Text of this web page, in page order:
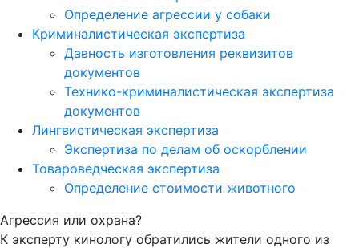
Определение агрессии у собаки
Криминалистическая экспертиза
Давность изготовления реквизитов
документов
Технико-криминалистическая экспертиза
документов
Лингвистическая экспертиза
Экспертиза по делам об оскорблении
Товароведческая экспертиза
Определение стоимости животного
Агрессия или охрана?
К эксперту кинологу обратились жители одного из